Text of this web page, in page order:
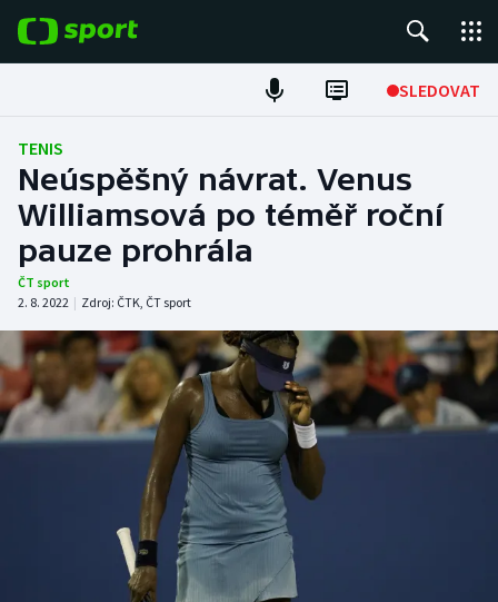
SLEDOVAT
Fotbal
Hokej
Tenis
Atletika
Cyklistika
DALŠÍ SPORTY
Americký fotbal
Baseball a softbal
NEPŘEHLÉDNĚTE
Historické návraty
TENIS
Neúspěšný návrat. Venus
Williamsová po téměř roční
pauze prohrála
ČT sport
2. 8. 2022 | Zdroj: ČTK, ČT sport